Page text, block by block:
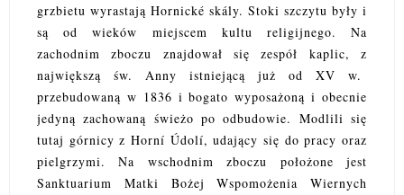
grzbietu wyrastają Hornické skály. Stoki szczytu były i
są od wieków miejscem kultu religijnego. Na
zachodnim zboczu znajdował się zespół kaplic, z
największą św. Anny istniejącą już od XV w.
przebudowaną w 1836 i bogato wyposażoną i obecnie
jedyną zachowaną świeżo po odbudowie. Modlili się
tutaj górnicy z Horní Údolí, udający się do pracy oraz
pielgrzymi. Na wschodnim zboczu położone jest
Sanktuarium Matki Bożej Wspomożenia Wiernych